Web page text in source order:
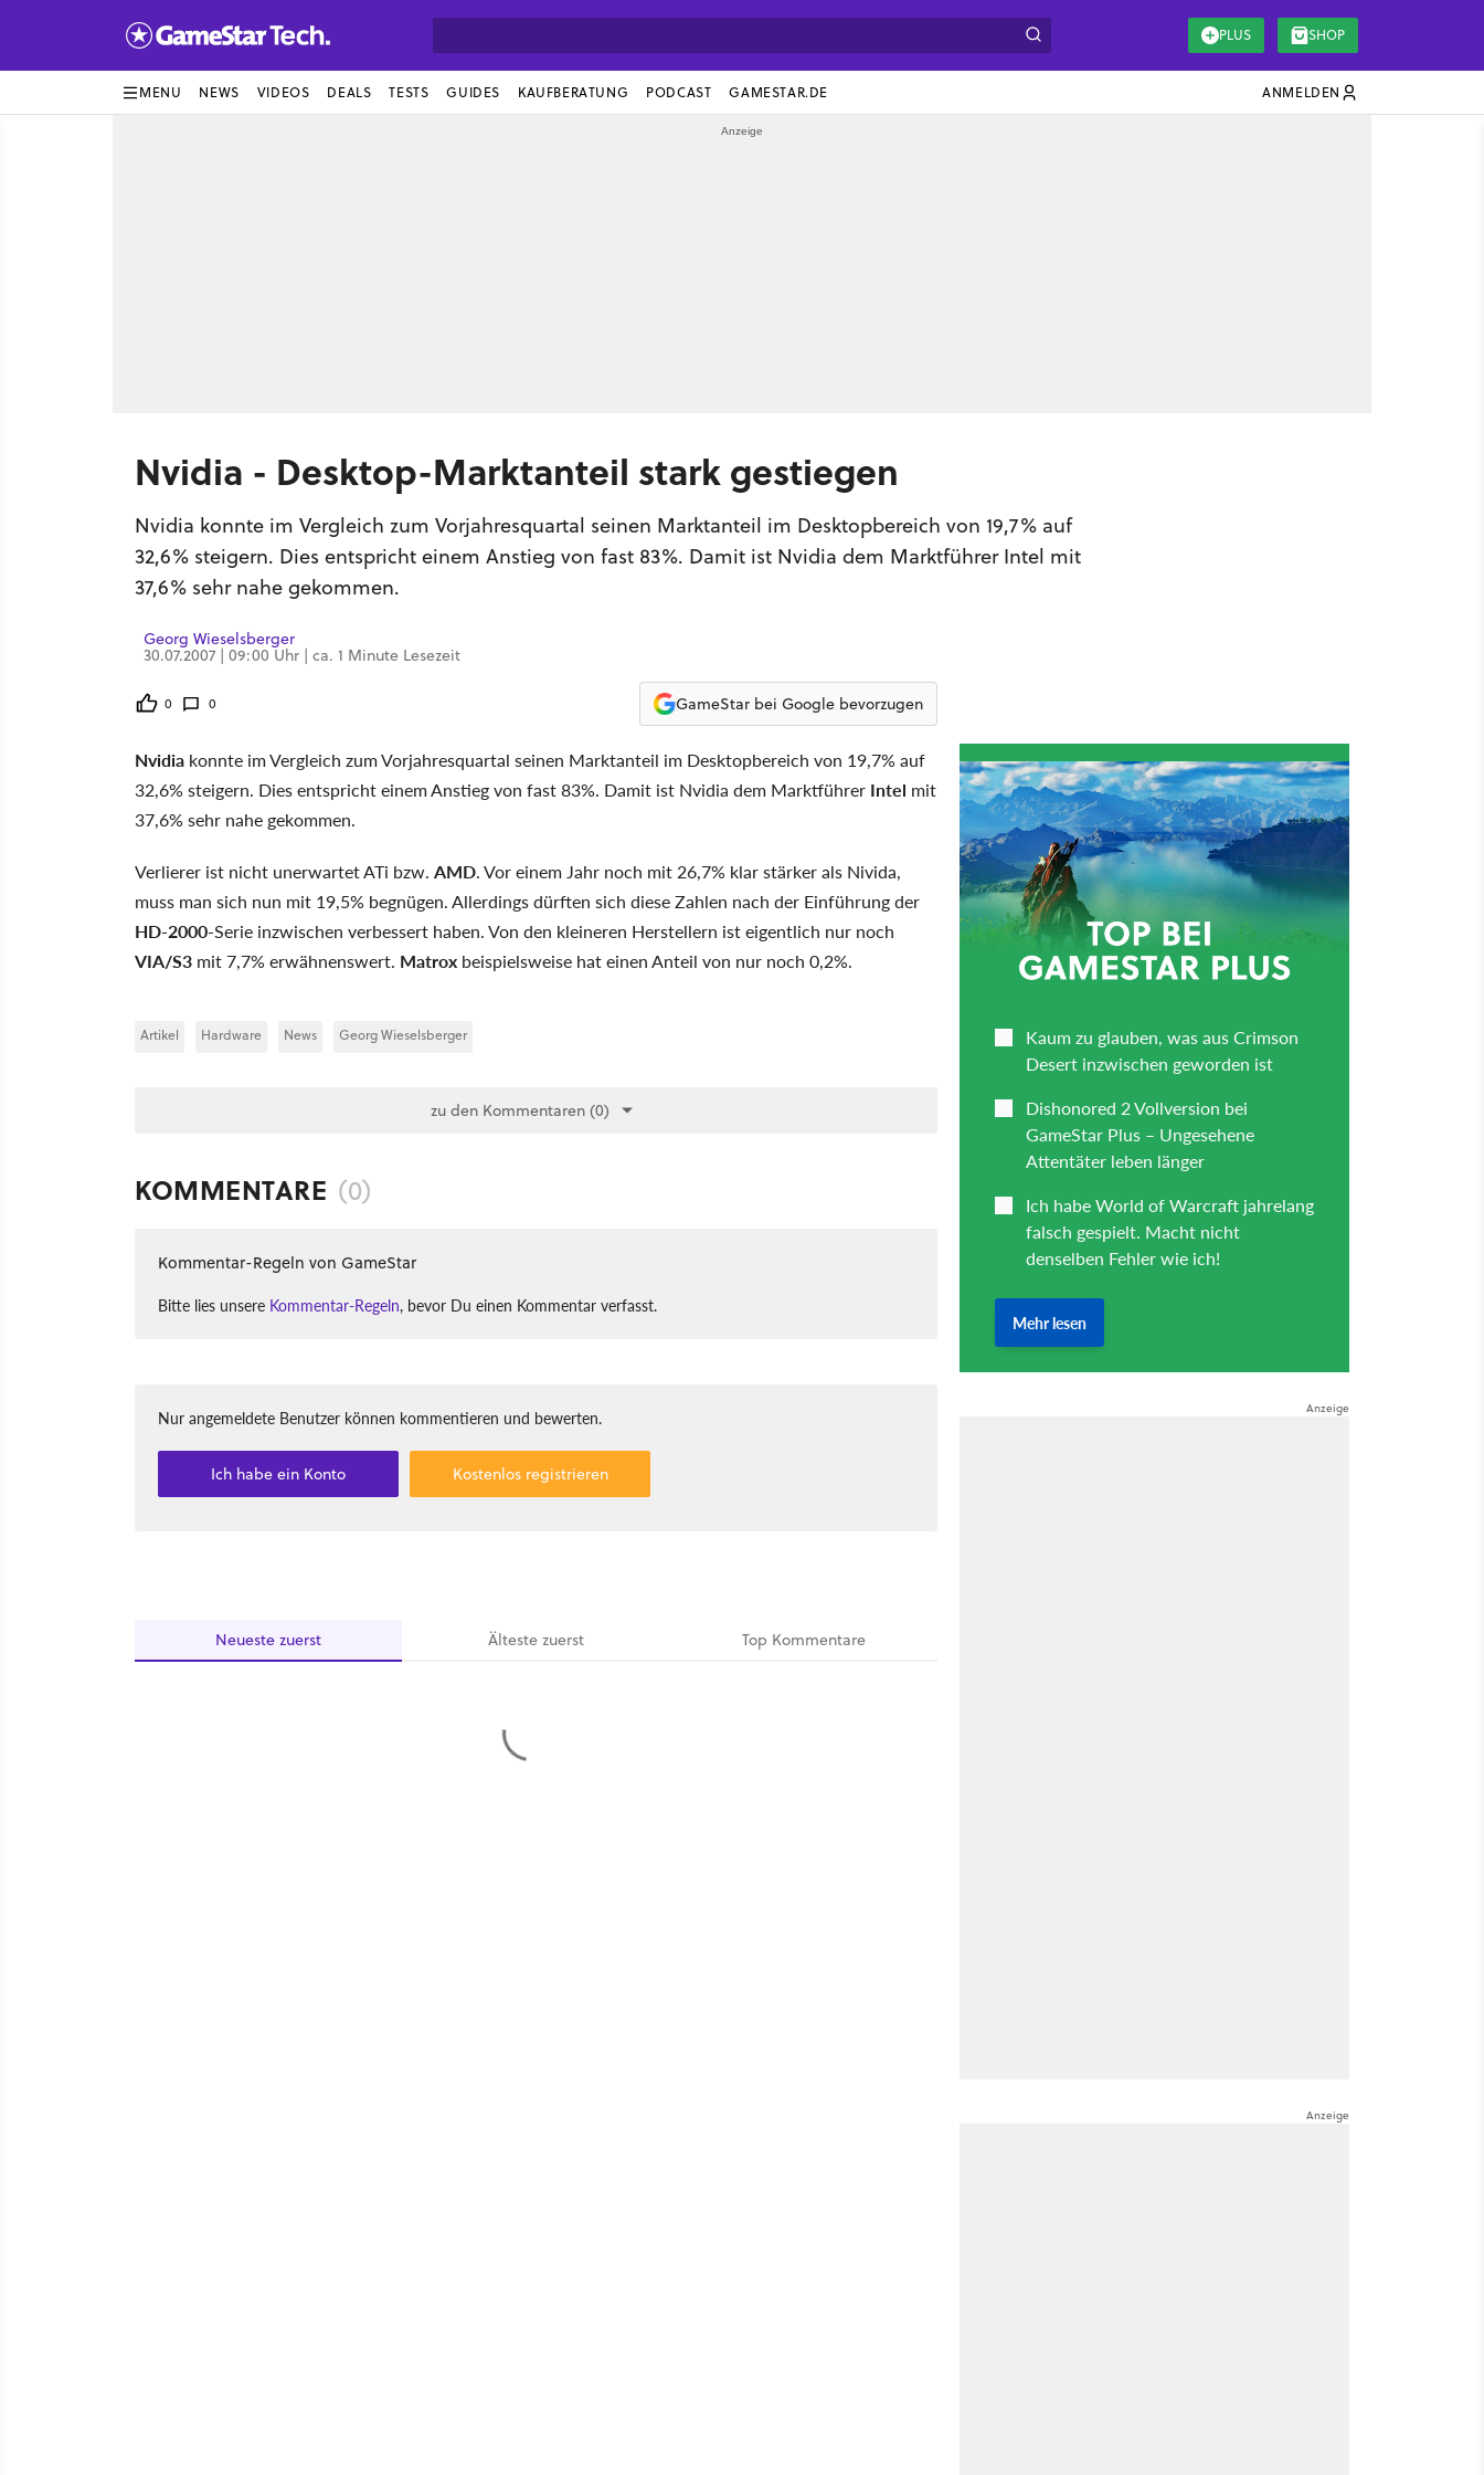
PLUS SHOP
MENU NEWS VIDEOS DEALS TESTS GUIDES KAUFBERATUNG PODCAST GAMESTAR.DE ANMELDEN
Nvidia - Desktop-Marktanteil stark gestiegen
Nvidia konnte im Vergleich zum Vorjahresquartal seinen Marktanteil im Desktopbereich von 19,7% auf
32,6% steigern. Dies entspricht einem Anstieg von fast 83%. Damit ist Nvidia dem Marktführer Intel mit
37,6% sehr nahe gekommen.
Georg Wieselsberger
30.07.2007 | 09:00 Uhr | ca. 1 Minute Lesezeit
0 0 GameStar bei Google bevorzugen
Nvidia konnte im Vergleich zum Vorjahresquartal seinen Marktanteil im Desktopbereich von 19,7% auf
32,6% steigern. Dies entspricht einem Anstieg von fast 83%. Damit ist Nvidia dem Marktführer Intel mit
37,6% sehr nahe gekommen.
Verlierer ist nicht unerwartet ATi bzw. AMD. Vor einem Jahr noch mit 26,7% klar stärker als Nivida,
muss man sich nun mit 19,5% begnügen. Allerdings dürften sich diese Zahlen nach der Einführung der
HD-2000-Serie inzwischen verbessert haben. Von den kleineren Herstellern ist eigentlich nur noch
VIA/S3 mit 7,7% erwähnenswert. Matrox beispielsweise hat einen Anteil von nur noch 0,2%.
Artikel Hardware News Georg Wieselsberger
zu den Kommentaren (0)
KOMMENTARE (0)
Kommentar-Regeln von GameStar
Bitte lies unsere Kommentar-Regeln, bevor Du einen Kommentar verfasst.
Nur angemeldete Benutzer können kommentieren und bewerten.
Ich habe ein Konto Kostenlos registrieren
Neueste zuerst Ältestezuerst Top Kommentare